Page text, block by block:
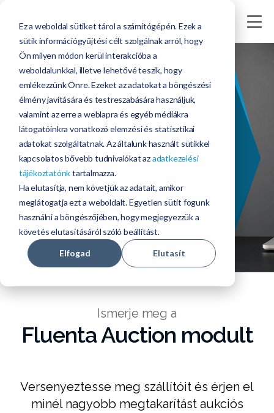
Ez a weboldal sütiket tárol a számítógépén. Ezek a
sütik információgyűjtési célt szolgálnak arról, hogy
Ön milyen módon kerül interakcióba a
weboldalunkkal, illetve lehetővé teszik, hogy
emlékezzünk Önre. Ezeket az adatokat a böngészési
élmény javítására és testreszabására használjuk,
valamint az erre a weblapra és egyéb médiákra
látogatóinkra vonatkozó elemzési és statisztikai
adatokat szolgáltatnak. Az általunk használt sütikkel
kapcsolatos bővebb tudnivalókat azadatkezelési
tájékoztatónktartalmazza.
Ha elutasítja, nem követjük az adatait, amikor
meglátogatja ezt a weboldalt. Egyetlen sütit fogunk
használni a böngészőjében, hogy megjegyezzük a
követés elutasításáról szóló beállítást.
Elfogad Elutasít
Mindenki alegjobb
ajánlatotszeretné
elérni.
Érdekli egy egérút?
Ismerje meg a
Fluenta Auction modult
Versenyeztesse meg szállítóit és érjen el
minél nagyobb megtakarítást aukciós